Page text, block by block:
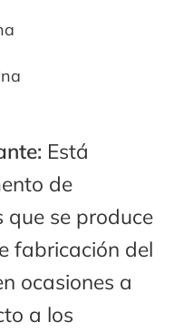
Está
de
se produce
fabricación del
ocasiones a
a los